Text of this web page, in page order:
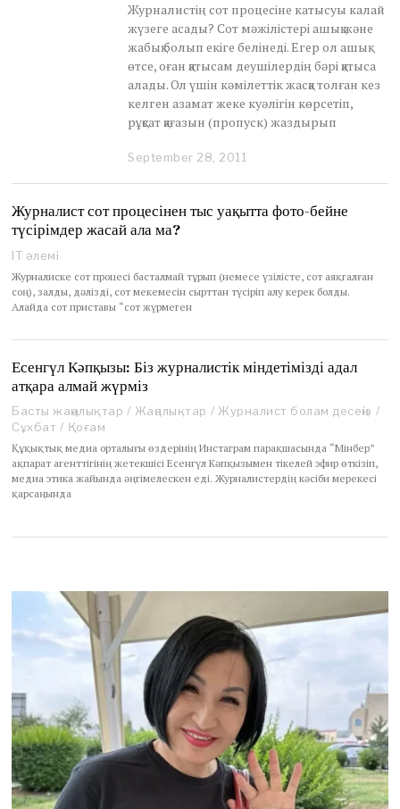
Журналистің сот процесіне катысуы калай
жүзеге асады? Сот мәжілістері ашық және
жабық болып екіге белінеді. Егер ол ашық
өтсе, оған қатысам деушілердің бәрі қатыса
алады. Ол үшін кәмілеттік жасқа толған кез
келген азамат жеке куәлігін көрсетіп,
рұқсат қағазын (пропуск) жаздырып
September 28, 2011
1
8
2
Журналист сот процесінен тыс уақытта фото-бейне
түсірімдер жасай ала ма?
IT әлемі
Журналиске сот процесі басталмай тұрып (немесе үзілісте, сот аяқгалған
соң), залды, дәлізді, сот мекемесін сырттан түсіріп алу керек болды.
Алайда сот приставы “сот жүрмеген
Есенгүл Кәпқызы: Біз журналистік міндетімізді адал
атқара алмай жүрміз
Басты жаңалықтар / Жаңалықтар / Журналист болам десеңіз /
Сұхбат / Қоғам
Құқықтық медиа орталығы өздерінің Инстаграм парақшасында “Мінбер”
ақпарат агенттігінің жетекшісі Есенгүл Кәпқызымен тікелей эфир өткізіп,
медиа этика жайында әңгімелескен еді. Журналистердің кәсіби мерекесі
қарсаңында